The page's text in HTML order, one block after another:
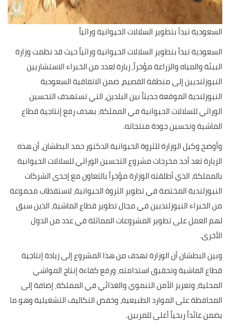
السعودية تبدأ بتطوير السلالات الحيوانية وراثياً
السعودية تبدأ بتطوير السلالات الحيوانية وراثياً حيث قد نظمت وزارة
البيئة والمياه والزراعة مؤخراً، زيارة لعدد من الخبراء الاستشاريين
النيوزلنديين إلى منطقة القصيم، ضمن الاتفاقية السعودية
النيوزلندية الموقعة حديثاً بين البلدين، التي تستهدف التحسين
الوراثي للسلالات الحيوانية في المملكة، بهدف رفع إنتاجية قطاع
الماشية وتحسين جودة منتجاته.
وأوضح وكيل الوزارة للثروة الحيوانية الدكتور حمد البطشان، أن هذه
الزيارة تعد أحد مخرجات مشروع التحسين الوراثي للسلالات الحيوانية
بالمملكة، الذي أطلقته الوزارة مؤخراً بالتعاون مع إحدى الشركات
النيوزلندية المختصة في تطوير الثروة الحيوانية، لاستقطاب مجموعة
من الخبراء النيوزلنديين في مجال تطوير قطاع الماشية، الذين سبق
لهم العمل على تطوير المشروعات المماثلة في عدد من الدول
الأخرى.
وبين البطشان أن الوزارة تهدف من هذا المشروع إلى زيادة إنتاجية
قطاع الماشية وتحقيق استدامته، ورفع كفاءة إنتاج المواشي
المحلية، وتعزيز الأمن التنموي والغذائي في المملكة، إضافة إلى
المحافظة على الموارد الطبيعية، وخفض التكاليف التشغيلية وهو ما
يضمن عائداً ربحياً أعلى للمربين.